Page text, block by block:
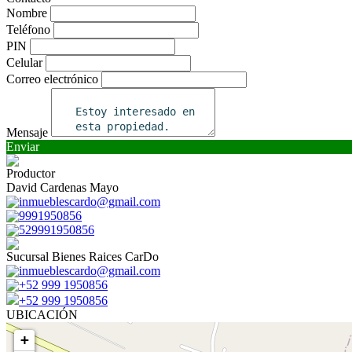
Nombre
Teléfono
PIN
Celular
Correo electrónico
Mensaje
Enviar
Productor
David Cardenas Mayo
inmueblescardo@gmail.com
9991950856
529991950856
Sucursal Bienes Raices CarDo
inmueblescardo@gmail.com
+52 999 1950856
+52 999 1950856
UBICACIÓN
+